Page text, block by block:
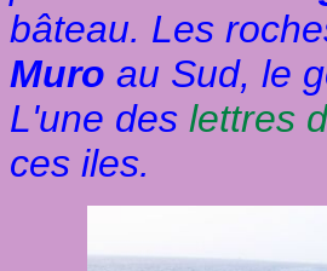
bâteau. Les
Muro au Sud, le
L'une des lettres
ces iles.